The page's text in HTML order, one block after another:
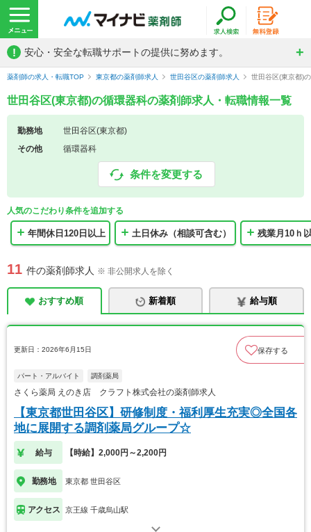
! 安心・安全な転職サポートの提供に努めます。
薬剤師の求人・転職TOP 東京都の薬剤師求人 世田谷区の薬剤師求人 世田谷区(東京都)
世田谷区(東京都)の循環器科の薬剤師求人・転職情報一覧
勤務地
世田谷区(東京都)
その他
循環器科
条件を変更する
人気のこだわり条件を追加する
年間休日120日以上 土日休み（相談可含む） 残業月10ｈ
11 件の薬剤師求人 ※ 非公開求人を除く
おすすめ順 新着順 給与順
更新日：2026年6月15日 保存する
パート・アルバイト 調剤薬局
さくら薬局 えのき店 クラフト株式会社の薬剤師求人
【東京都世田谷区】研修制度・福利厚生充実◎全国各
地に展開する調剤薬局グループ☆
給与 【時給】2,000円～2,200円
勤務地 東京都 世田谷区
アクセス 京王線 千歳烏山駅